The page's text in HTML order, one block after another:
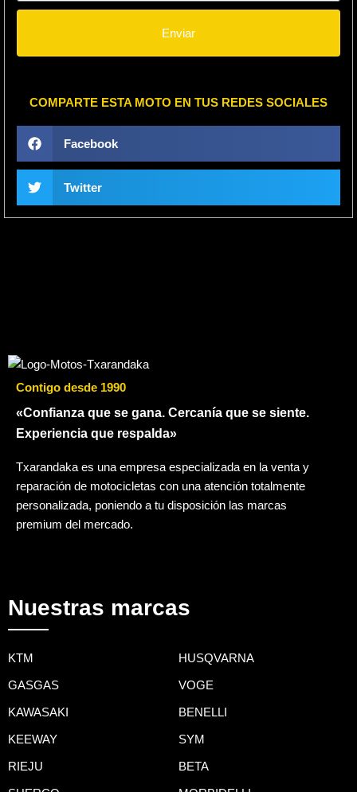
Enviar
COMPARTE ESTA MOTO EN TUS REDES SOCIALES
Facebook
Twitter
Contigo desde 1990
«Confianza que se gana. Cercanía que se siente.
Experiencia que respalda»
Txarandaka es una empresa especializada en la venta y
reparación de motocicletas con una atención totalmente
personalizada, poniendo a tu disposición las marcas
premium del mercado.
Nuestras marcas
KTM HUSQVARNA
GASGAS VOGE
KAWASAKI BENELLI
KEEWAY SYM
RIEJU BETA